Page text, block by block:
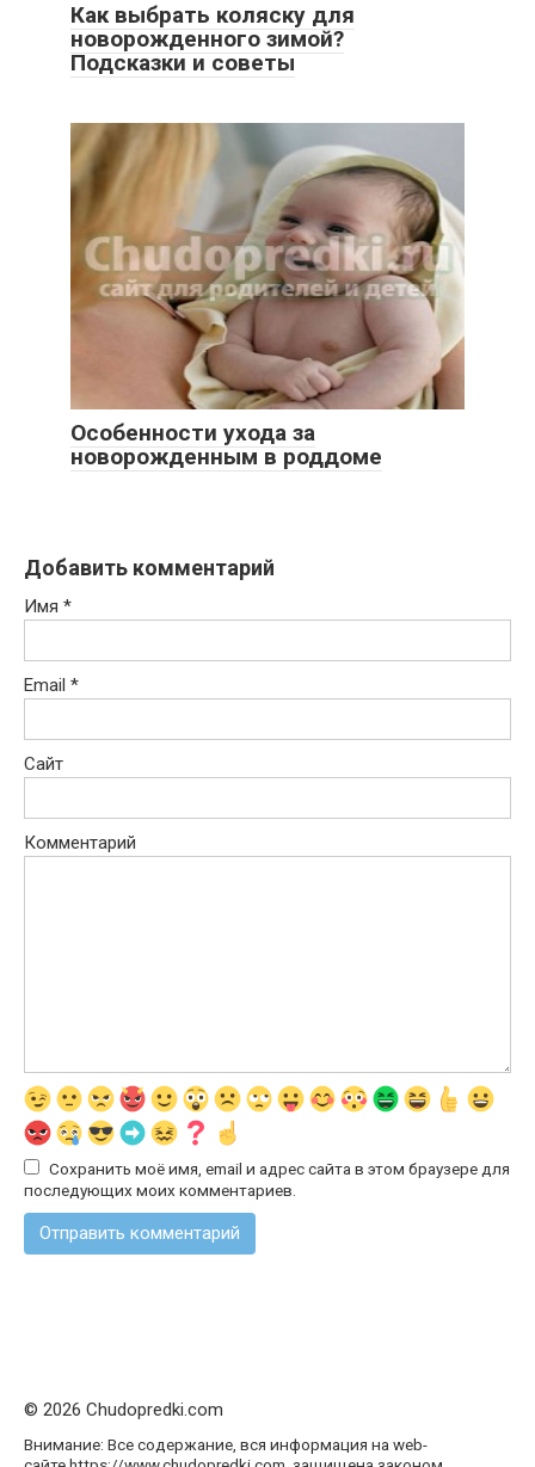
Как выбрать коляску для
новорожденного зимой?
Подсказки и советы
Особенности ухода за
новорожденным в роддоме
Добавить комментарий
Имя *
Email *
Сайт
Комментарий
Сохранить моё имя, email и адрес сайта в этом браузере для
последующих моих комментариев.
© 2026 Chudopredki.com
Внимание: Все содержание, вся информация на web-